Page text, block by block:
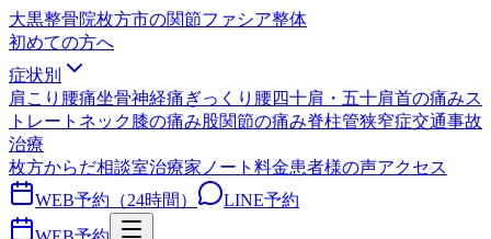
大黒整骨院枚方市の関節ファシア整体
初めての方へ
症状別
肩こり 腰痛坐骨神経痛ぎっくり腰四十肩・五十肩首の痛みス
トレートネック膝の痛み股関節の痛み脊柱管狭窄症交通事故
治療
枚方からだ相談室治療家ノート 料金患者様の声アクセス
WEB予約（24時間）
LINE予約